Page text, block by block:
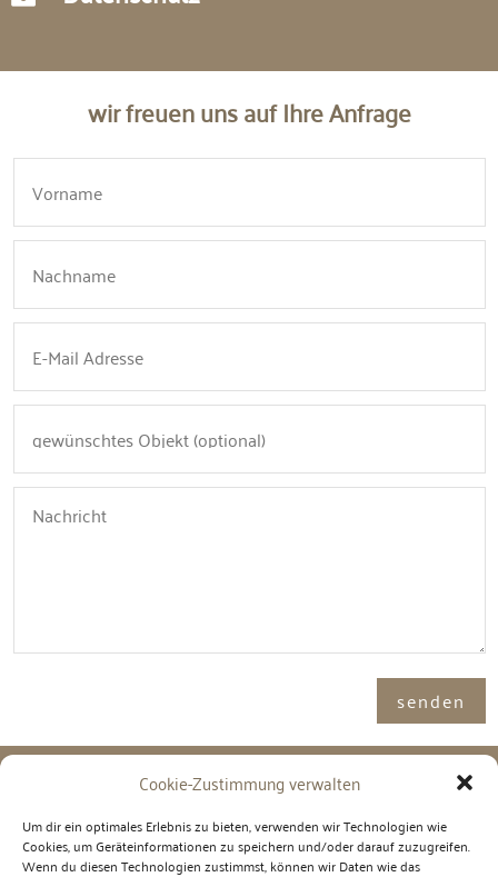
Cookie-Zustimmung verwalten
Um dir ein optimales Erlebnis zu bieten, verwenden wir Technologien wie
Cookies, um Geräteinformationen zu speichern und/oder darauf zuzugreifen.
Wenn du diesen Technologien zustimmst, können wir Daten wie das
Adresse
Immosence GmbH
wir freuen uns auf Ihre Anfrage
senden